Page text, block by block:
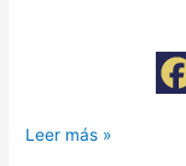
Leer más »